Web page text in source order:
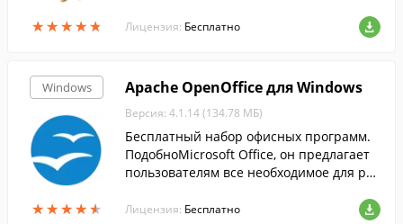
★★★★★
★★★★★ Лицензия: Бесплатно
Windows
★★★★★
★★★★★
Apache OpenOffice для Windows
Версия: 4.1.14 (134.78 МБ)
Бесплатный набор офисных программ.
ПодобноMicrosoft Office, он предлагает
пользователям все необходимое для раб
Лицензия: Бесплатно